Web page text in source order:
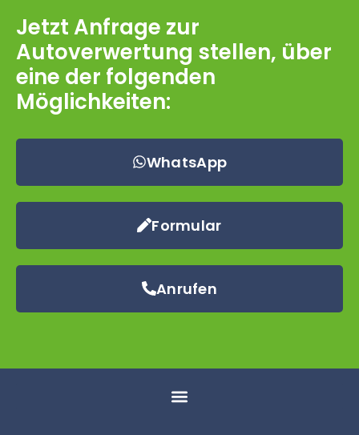
Jetzt Anfrage zur
Autoverwertung stellen, über
eine der folgenden
Möglichkeiten:
WhatsApp
Formular
Anrufen